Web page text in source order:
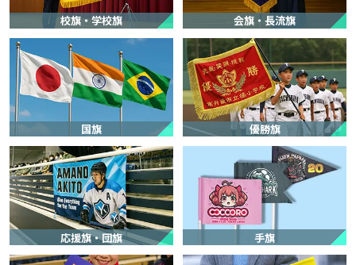
ましたか？】
現物見本を手に取って見れないことが不安でしたが、前述の通り、結
果は大満足でした。
Deliyatcha Kitchen 様
オリジナル旗(店舗フラッグ)
サービスの評価5
★★★★★
商品の評価4
★★★★☆
投稿日：
2026.7.2
短納期
【サービスに関する満足度の理由】
親切丁寧に商品の説明をしていただいた。定型ではない商品の注文に
対応していただいた。
校旗・学校旗 会旗・長流旗
国旗 優勝旗
応援旗・団旗 手旗